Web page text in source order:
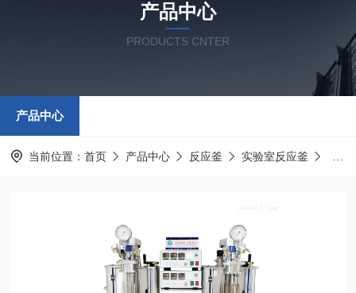
产品中心
PRODUCTS CNTER
产品中心
当前位置： 首页 产品中心 反应釜 实验室反应釜